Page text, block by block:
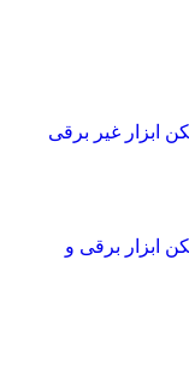
ابزار غیر برقی
ابزار برقی و